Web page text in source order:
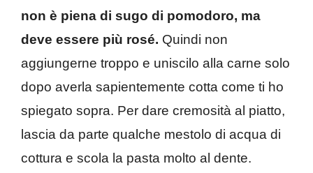
non è piena di sugo di pomodoro, ma
deve essere più rosé. Quindi non
aggiungerne troppo e uniscilo alla carne solo
dopo averla sapientemente cotta come ti ho
spiegato sopra. Per dare cremosità al piatto,
lascia da parte qualche mestolo di acqua di
cottura e scola la pasta molto al dente.